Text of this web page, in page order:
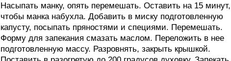
Насыпать манку, опять перемешать. Оставить на 15 минут,
чтобы манка набухла. Добавить в миску подготовленную
капусту, посыпать пряностями и специями. Перемешать.
Форму для запекания смазать маслом. Переложить в нее
подготовленную массу. Разровнять, закрыть крышкой.